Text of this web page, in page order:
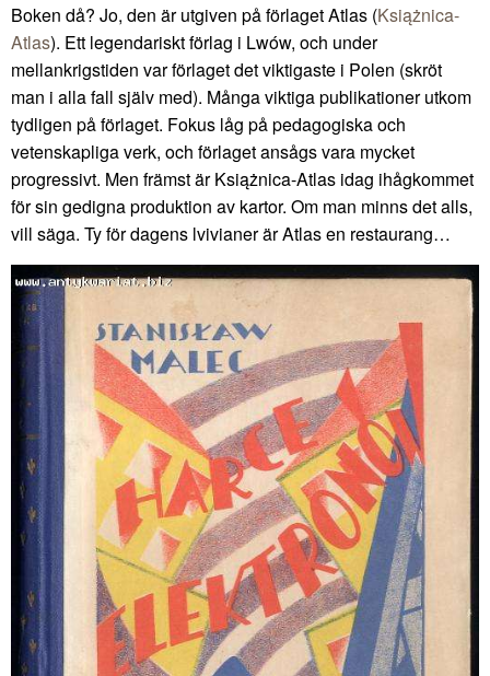
Boken då? Jo, den är utgiven på förlaget Atlas (Książnica-
Atlas). Ett legendariskt förlag i Lwów, och under
mellankrigstiden var förlaget det viktigaste i Polen (skröt
man i alla fall själv med). Många viktiga publikationer utkom
tydligen på förlaget. Fokus låg på pedagogiska och
vetenskapliga verk, och förlaget ansågs vara mycket
progressivt. Men främst är Książnica-Atlas idag ihågkommet
för sin gedigna produktion av kartor. Om man minns det alls,
vill säga. Ty för dagens lvivianer är Atlas en restaurang…